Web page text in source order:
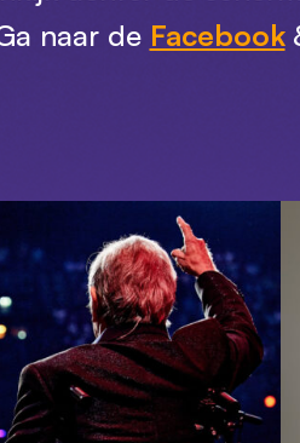
naar de Facebook